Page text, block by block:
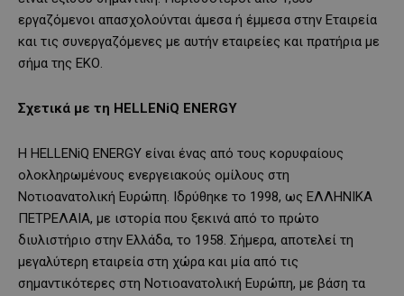
εργαζόμενοι απασχολούνται άμεσα ή έμμεσα στην Εταιρεία
και τις συνεργαζόμενες με αυτήν εταιρείες και πρατήρια με
σήμα της ΕΚΟ.
Σχετικά με τη HELLENiQ ENERGY
Η HELLENiQ ENERGY είναι ένας από τους κορυφαίους
ολοκληρωμένους ενεργειακούς ομίλους στη
Νοτιοανατολική Ευρώπη. Ιδρύθηκε το 1998, ως ΕΛΛΗΝΙΚΑ
ΠΕΤΡΕΛΑΙΑ, με ιστορία που ξεκινά από το πρώτο
διυλιστήριο στην Ελλάδα, το 1958. Σήμερα, αποτελεί τη
μεγαλύτερη εταιρεία στη χώρα και μία από τις
σημαντικότερες στη Νοτιοανατολική Ευρώπη, με βάση τα